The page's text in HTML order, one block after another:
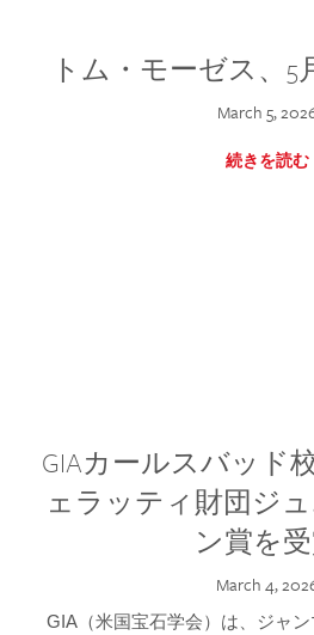
トム・モーゼス、5
March 5,
続きを読む
GIAカールスバッド
ェラッティ財団ジ
ン賞を
March 4,
GIA（米国宝石学会）は、ジャ